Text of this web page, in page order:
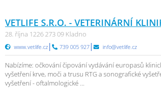
VETLIFE S.R.O. - VETERINÁRNÍ
28. října 1226 273 09 Kladno
www.vetlife.cz 739 005 927 info@vetlife.cz
Nabízíme: očkování čipování vydávání europasů
vyšetření krve, moči a trusu RTG a sonografické
vyšetření - oftalmologické ...